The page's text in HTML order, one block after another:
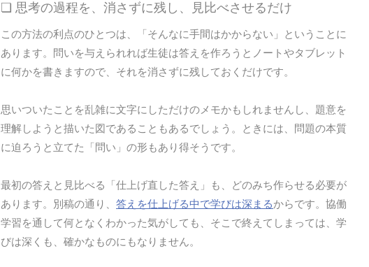
❏ 思考の過程を、消さずに残し、見比べさせるだけ
この方法の利点のひとつは、「そんなに手間はかからない」ということに
あります。問いを与えられれば生徒は答えを作ろうとノートやタブレット
に何かを書きますので、それを消さずに残しておくだけです。
思いついたことを乱雑に文字にしただけのメモかもしれませんし、題意を
理解しようと描いた図であることもあるでしょう。ときには、問題の本質
に迫ろうと立てた「問い」の形もあり得そうです。
最初の答えと見比べる「仕上げ直した答え」も、どのみち作らせる必要が
あります。別稿の通り、 答えを仕上げる中で学びは深まるからです。協働
学習を通して何となくわかった気がしても、そこで終えてしまっては、学
びは深くも、確かなものにもなりません。